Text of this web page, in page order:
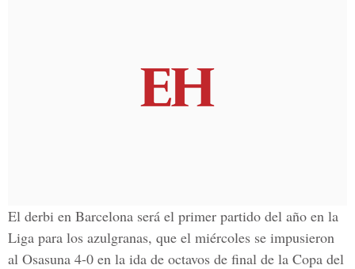
El derbi en Barcelona será el primer partido del año en la
Liga para los azulgranas, que el miércoles se impusieron
al Osasuna 4-0 en la ida de octavos de final de la Copa del